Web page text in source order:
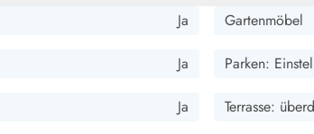
Ja Gartenmöbel
Ja Parken:
Ja Terrasse: